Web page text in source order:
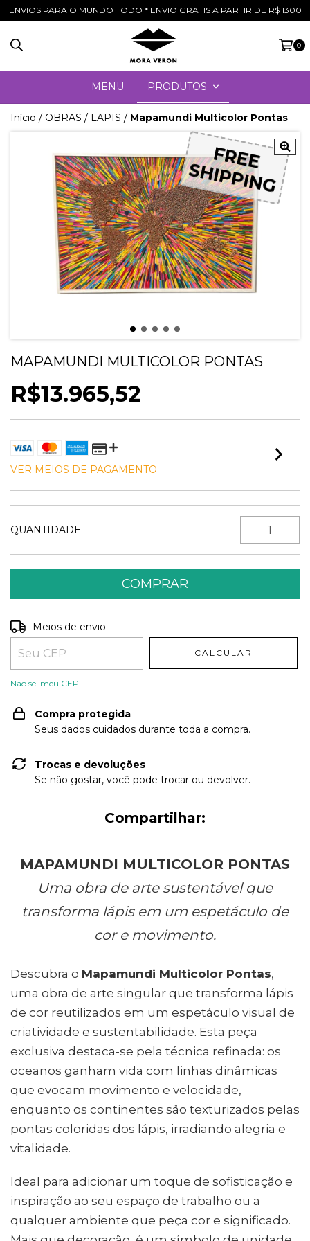
ENVIOS PARA O MUNDO TODO * ENVIO GRATIS A PARTIR DE R$ 1300
0
MENU PRODUTOS
Início / OBRAS / LAPIS / Mapamundi Multicolor Pontas
FREE
SHIPPING
FREE
SHIPPING
MAPAMUNDI MULTICOLOR PONTAS
R$13.965,52
VER MEIOS DE PAGAMENTO
QUANTIDADE
Entregas para o CEP:
Meios de envio
CALCULAR
Não sei meu CEP
Compra protegida
Seus dados cuidados durante toda a compra.
Trocas e devoluções
Se não gostar, você pode trocar ou devolver.
Compartilhar:
MAPAMUNDI MULTICOLOR PONTAS
Uma obra de arte sustentável que
transforma lápis em um espetáculo de
cor e movimento.
Descubra o Mapamundi Multicolor Pontas,
uma obra de arte singular que transforma lápis
de cor reutilizados em um espetáculo visual de
criatividade e sustentabilidade. Esta peça
exclusiva destaca-se pela técnica refinada: os
oceanos ganham vida com linhas dinâmicas
que evocam movimento e velocidade,
enquanto os continentes são texturizados pelas
pontas coloridas dos lápis, irradiando alegria e
vitalidade.
Ideal para adicionar um toque de sofisticação e
inspiração ao seu espaço de trabalho ou a
qualquer ambiente que peça cor e significado.